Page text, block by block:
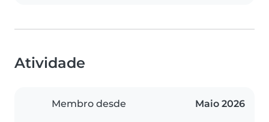
Atividade
Membro desde Maio 2026